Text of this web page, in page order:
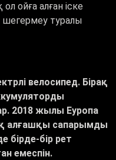
ойға алған іске
шегермеу туралы
велосипед. Бірақ
2018 жылы Еуропа
сапарымды
бірде-бір рет
емеспін.